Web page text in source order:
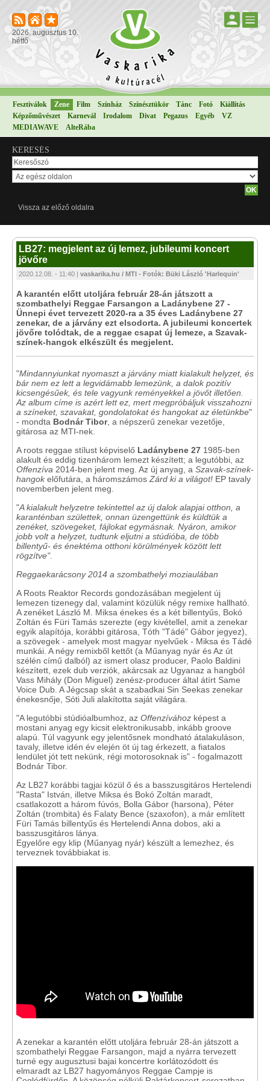
2026. augusztus 10.
hétfő
Fesztiválok Zene Film Színház Színésztükör Tánc Fotó
Kiállítás
Képzőművészet
Karnevál Irodalom Divat Pegazus Egyéb
VZ
MEDIAWAVE
AlteRába
KERESÉS
Vissza az előző oldalra
LB27: megjelent az új lemez, jubileumi koncert
jövőre
2020.12.08. - 11:40 | vaskarika.hu / MTI - Fotók: Büki László 'Harlequin'
A karantén előtt utoljára február 28-án játszott a
szombathelyi Reggae Farsangon a Ladánybene 27 -
Ünnepi évet tervezett 2020-ra a 35 éves Ladánybene 27
zenekar, de a járvány ezt elsodorta. A jubileumi koncertek
jövőre tolódtak, de a reggae csapat új lemeze, a Szavak-
színek-hangok elkészült és megjelent.
"Mindannyiunkat nyomaszt a járvány miatt kialakult helyzet, és
bár nem ez lett a legvidámabb lemezünk, a dalok pozitív
kicsengésűek, és tele vagyunk reményekkel a jövőt illetően.
Az album címe is azért lett ez, mert megpróbáljuk visszahozni
a színeket, szavakat, gondolatokat és hangokat az életünkbe"
- mondta Bodnár Tibor, a népszerű zenekar vezetője,
gitárosa az MTI-nek.
A roots reggae stílust képviselő Ladánybene 27 1985-ben
alakult és eddig tizenhárom lemezt készített; a legutóbbi, az
Offenzíva 2014-ben jelent meg. Az új anyag, a Szavak-színek-
hangokelőfutára, a háromszámos Zárd ki a világot! EP tavaly
novemberben jelent meg.
"A kialakult helyzetre tekintettel az új dalok alapjai otthon, a
karanténban születtek, onnan üzengettünk és küldtük a
zenéket, szövegeket, fájlokat egymásnak. Nyáron, amikor
jobb volt a helyzet, tudtunk eljutni a stúdióba, de több
billentyű- és énektéma otthoni körülmények között lett
rögzítve".
Reggaekarácsony 2014 a szombathelyi moziaulában
A Roots Reaktor Records gondozásában megjelent új
lemezen tizenegy dal, valamint közülük négy remixe hallható.
A zenéket László M. Miksa énekes és a két billentyűs, Bokó
Zoltán és Füri Tamás szerezte (egy kivétellel, amit a zenekar
egyik alapítója, korábbi gitárosa, Tóth "Tádé" Gábor jegyez),
a szövegek - amelyek most magyar nyelvűek - Miksa és Tádé
munkái. A négy remixből kettőt (a Műanyag nyár és Az út
szélén című dalból) az ismert olasz producer, Paolo Baldini
készített, ezek dub verziók, akárcsak az Ugyanaz a hangból
Vass Mihály (Don Miguel) zenész-producer által átírt Same
Voice Dub. A Jégcsap skát a szabadkai Sin Seekas zenekar
énekesnője, Sóti Juli alakította saját világára.
"A legutóbbi stúdióalbumhoz, az Offenzívához képest a
mostani anyag egy kicsit elektronikusabb, inkább groove
alapú. Túl vagyunk egy jelentősnek mondható átalakuláson,
tavaly, illetve idén év elején öt új tag érkezett, a fiatalos
lendület jót tett nekünk, régi motorosoknak is" - fogalmazott
Bodnár Tibor.
Az LB27 korábbi tagjai közül ő és a basszusgitáros Hertelendi
"Rasta" István, illetve Miksa és Bokó Zoltán maradt,
csatlakozott a három fúvós, Bolla Gábor (harsona), Péter
Zoltán (trombita) és Falaty Bence (szaxofon), a már említett
Füri Tamás billentyűs és Hertelendi Anna dobos, aki a
basszusgitáros lánya.
Egyelőre egy klip (Műanyag nyár) készült a lemezhez, és
terveznek továbbiakat is.
A zenekar a karantén előtt utoljára február 28-án játszott a
szombathelyi Reggae Farsangon, majd a nyárra tervezett
turné egy augusztusi bajai koncertre korlátozódott és
elmaradt az LB27 hagyományos Reggae Campje is